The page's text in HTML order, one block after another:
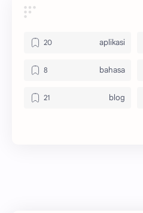
aplikasi
bahasa
blog